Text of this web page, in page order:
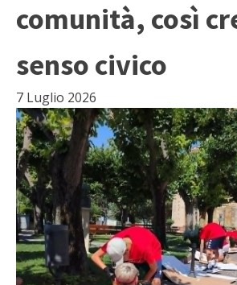
comunità, così
senso civico
7 Luglio 2026